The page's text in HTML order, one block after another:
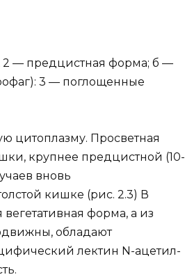
2 — предцистная форма; б —
3 — поглощенные
цитоплазму. Просветная
крупнее предцистной (10-
вновь
кишке (рис. 2.3) В
форма, а из
обладают
лектин N-ацетил-